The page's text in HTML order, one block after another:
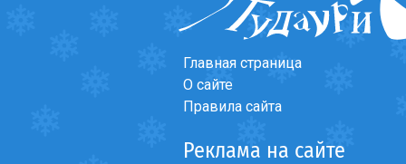
Главная страница
О сайте
Правила сайта
Реклама на сайте
Мобильная связь